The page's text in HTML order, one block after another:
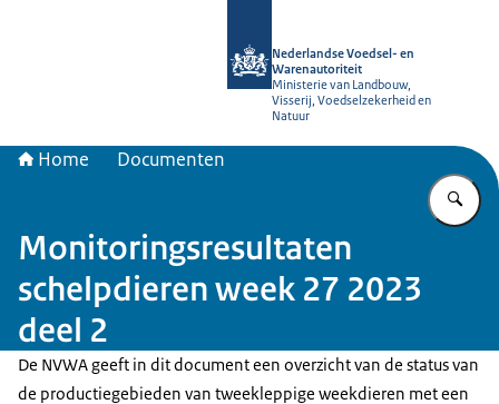
Nederlandse Voedsel- en
Warenautoriteit
Ministerie van Landbouw,
Visserij, Voedselzekerheid en
Natuur
Home Documenten
Monitoringsresultaten
schelpdieren week 27 2023
deel 2
De NVWA geeft in dit document een overzicht van de status van
de productiegebieden van tweekleppige weekdieren met een